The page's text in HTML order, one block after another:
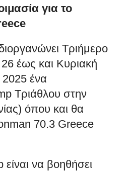
για το
Τριήμερο
έως και Κυριακή
ένα
Τριάθλου στην
όπου και θα
70.3 Greece
να βοηθήσει